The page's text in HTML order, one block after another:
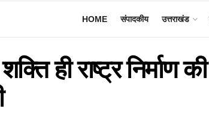
HOME संपादकीय उत्तराखंड
ही राष्ट्र